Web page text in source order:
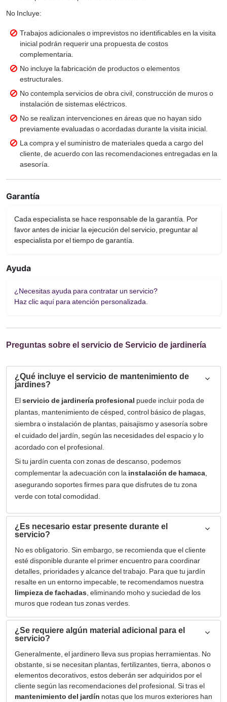
No Incluye:
Trabajos adicionales o imprevistos no identificables en la visita
inicial podrán requerir una propuesta de costos
complementaria.
No incluye la fabricación de productos o elementos
estructurales.
No contempla servicios de obra civil, construcción de muros o
instalación de sistemas eléctricos.
No se realizan intervenciones en áreas que no hayan sido
previamente evaluadas o acordadas durante la visita inicial.
La compra y el suministro de materiales queda a cargo del
cliente, de acuerdo con las recomendaciones entregadas en la
asesoría.
Garantía
Cada especialista se hace responsable de la garantía. Por
favor antes de iniciar la ejecución del servicio, preguntar al
especialista por el tiempo de garantía.
Ayuda
¿Necesitas ayuda para contratar un servicio?
Haz clic aquí para atención personalizada.
Preguntas sobre el servicio de Servicio de jardinería
¿Qué incluye el servicio de mantenimiento de
jardines?
Elservicio de jardinería profesional puede incluir poda de
plantas, mantenimiento de césped, control básico de plagas,
siembra o instalación de plantas, paisajismo y asesoría sobre
el cuidado del jardín, según las necesidades del espacio y lo
acordado con el profesional.
Si tu jardín cuenta con zonas de descanso, podemos
complementar la adecuación con la instalación de hamaca
asegurando soportes firmes para que disfrutes de tu zona
verde con total comodidad.
¿Es necesario estar presente durante el
servicio?
No es obligatorio. Sin embargo, se recomienda que el cliente
esté disponible durante el primer encuentro para coordinar
detalles, prioridades y alcance del trabajo. Para que tu jardín
resalte en un entorno impecable, te recomendamos nuestra
limpieza de fachadas , eliminando moho y suciedad de los
muros que rodean tus zonas verdes.
¿Se requiere algún material adicional para el
servicio?
Generalmente, el jardinero lleva sus propias herramientas. No
obstante, si se necesitan plantas, fertilizantes, tierra, abonos o
elementos decorativos, estos deberán ser adquiridos por el
cliente según las recomendaciones del profesional. Si tras el
mantenimiento del jardín notas que los muros exteriores han